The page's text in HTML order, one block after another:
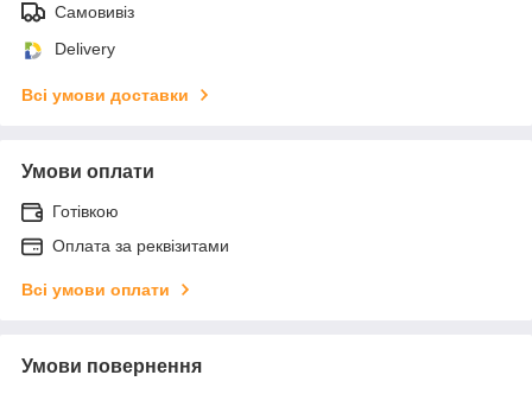
Самовивіз
Delivery
Всі умови доставки
Умови оплати
Готівкою
Оплата за реквізитами
Всі умови оплати
Умови повернення